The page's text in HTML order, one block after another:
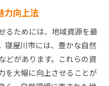
力向上法
るためには、地域資源を最
寝屋川市には、豊かな自然
どがあります。これらの資
を大幅に向上させることが